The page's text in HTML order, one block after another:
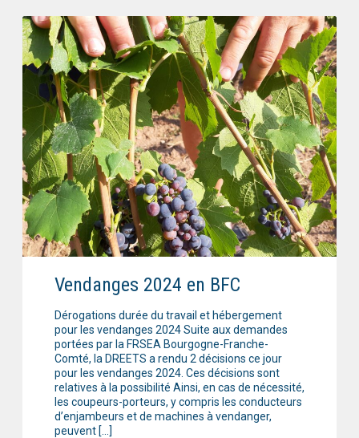
Vendanges 2024 en BFC
Dérogations durée du travail et hébergement
pour les vendanges 2024 Suite aux demandes
portées par la FRSEA Bourgogne-Franche-
Comté, la DREETS a rendu 2 décisions ce jour
pour les vendanges 2024. Ces décisions sont
relatives à la possibilité Ainsi, en cas de nécessité,
les coupeurs-porteurs, y compris les conducteurs
d’enjambeurs et de machines à vendanger,
peuvent […]